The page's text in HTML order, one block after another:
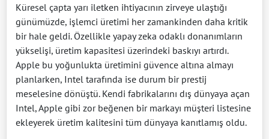
Küresel çapta yarı iletken ihtiyacının zirveye ulaştığı
günümüzde, işlemci üretimi her zamankinden daha kritik
bir hale geldi. Özellikle yapay zeka odaklı donanımların
yükselişi, üretim kapasitesi üzerindeki baskıyı artırdı.
Apple bu yoğunlukta üretimini güvence altına almayı
planlarken, Intel tarafında ise durum bir prestij
meselesine dönüştü. Kendi fabrikalarını dış dünyaya açan
Intel, Apple gibi zor beğenen bir markayı müşteri listesine
ekleyerek üretim kalitesini tüm dünyaya kanıtlamış oldu.